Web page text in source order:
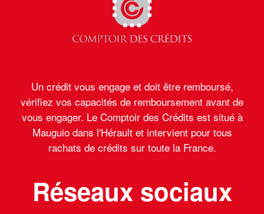
Un crédit vous engage et doit être remboursé,
vérifiez vos capacités de remboursement avant de
vous engager. Le Comptoir des Crédits est situé à
Mauguio dans l'Hérault et intervient pour tous
rachats de crédits sur toute la France.
Réseaux sociaux